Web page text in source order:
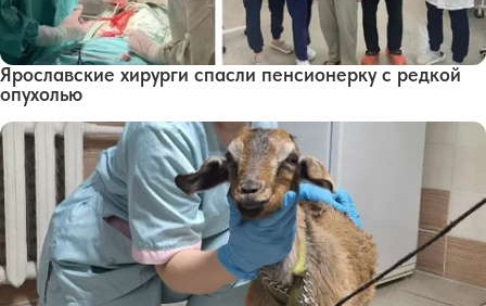
Ярославские хирурги спасли пенсионерку с редкой
опухолью